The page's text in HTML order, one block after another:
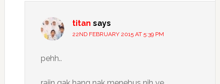
titan says
22ND FEBRUARY 2015 AT 5:39 PM
pehh..